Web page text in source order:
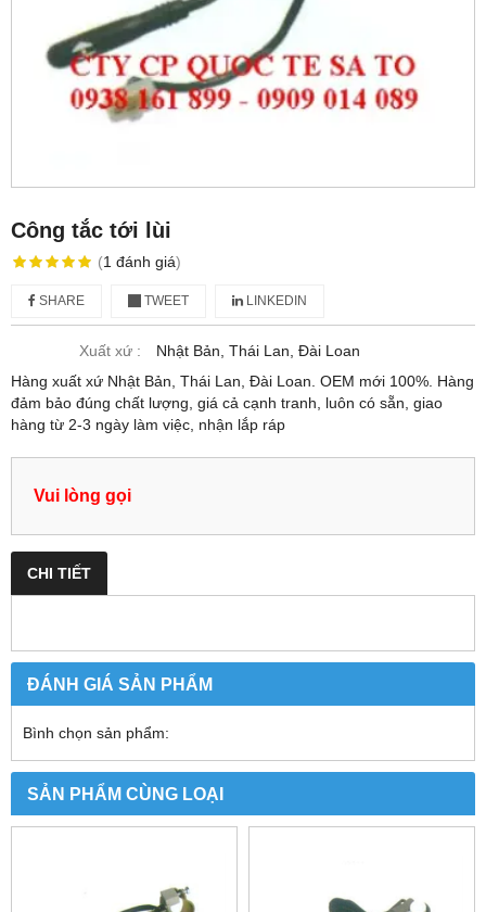
Công tắc tới lùi
(1 đánh giá)
SHARE TWEET LINKEDIN
Xuất xứ :
Nhật Bản, Thái Lan, Đài Loan
Hàng xuất xứ Nhật Bản, Thái Lan, Đài Loan. OEM mới 100%. Hàng
đảm bảo đúng chất lượng, giá cả cạnh tranh, luôn có sẵn, giao
hàng từ 2-3 ngày làm việc, nhận lắp ráp
Vui lòng gọi
CHI TIẾT
ĐÁNH GIÁ SẢN PHẨM
Bình chọn sản phẩm:
SẢN PHẨM CÙNG LOẠI